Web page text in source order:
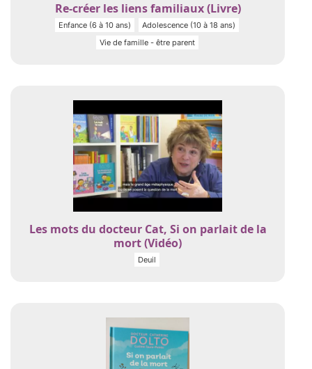
Re-créer les liens familiaux (Livre)
Enfance (6 à 10 ans)
Adolescence (10 à 18 ans)
Vie de famille - être parent
Les mots du docteur Cat, Si on parlait de la
mort (Vidéo)
Deuil